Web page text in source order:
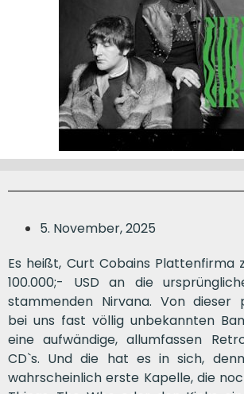
5. November, 2025
Es heißt, Curt Cobains Plattenfirma
100.000;- USD an die
stammenden Nirvana. Von dieser
bei uns fast völlig unbekannten
eine aufwändige, allumfassen
CD`s. Und die hat es in sich,
wahrscheinlich erste Kapelle, die